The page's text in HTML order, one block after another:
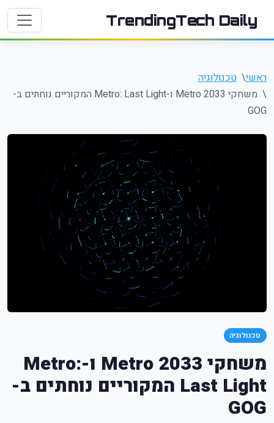
TrendingTech Daily
ראשי
טכנולוגיה
משחקי Metro 2033 ו-Metro: Last Light המקוריים נוחתים ב-
GOG
טכנולוגיה
משחקי Metro 2033 ו-Metro:
Last Light המקוריים נוחתים ב-
GOG